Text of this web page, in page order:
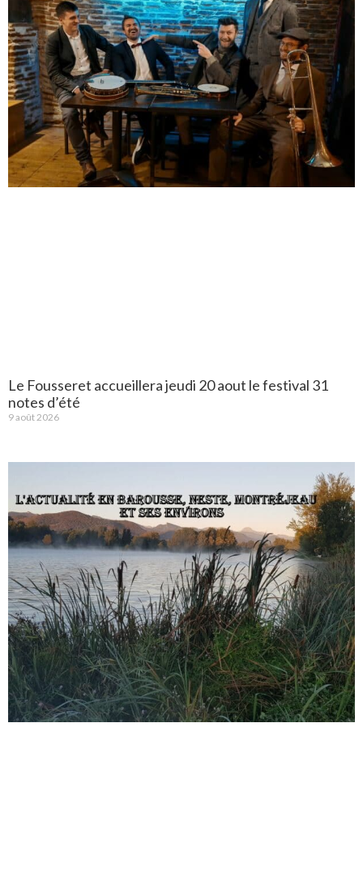
Le Fousseret accueillera jeudi 20 aout le festival 31
notes d’été
9 août 2026